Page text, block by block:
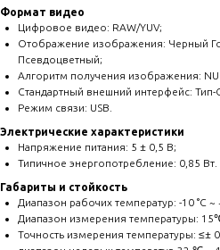
Формат видео
Цифровое видео: RAW/YUV;
Отображение изображения: Черный
Псевдоцветный;
Алгоритм получения изображения:
Стандартный внешний интерфейс: Тип-
Режим связи: USB.
Электрические характеристики
Напряжение питания: 5 ± 0,5 В;
Типичное энергопотребление: 0,85 Вт.
Габариты и стойкость
Диапазон рабочих температур: -10 °C ~
Диапазон измерения температуры:
Точность измерения температуры: ≤±